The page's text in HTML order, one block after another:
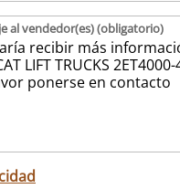
al vendedor(es) (obligatorio)